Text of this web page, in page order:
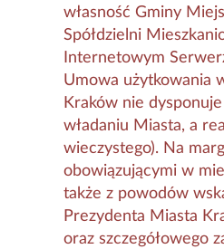
własność Gminy
Spółdzielni
Internetowym
Umowa użytkowania
Kraków nie
władaniu Miasta, a
wieczystego). Na
obowiązującymi w
także z powodów
Prezydenta Miasta
oraz szczegółowego